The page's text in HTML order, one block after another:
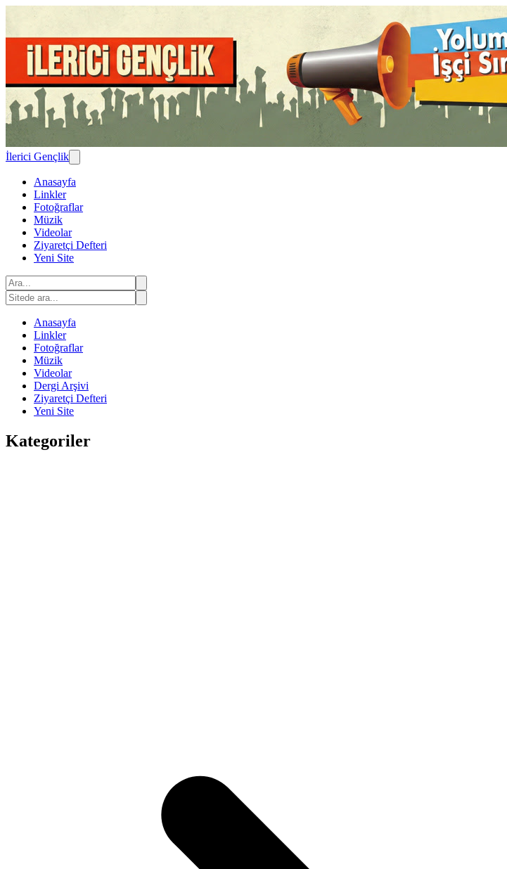
İlerici Gençlik
Anasayfa
Linkler
Fotoğraflar
Müzik
Videolar
Ziyaretçi Defteri
Yeni Site
Anasayfa
Linkler
Fotoğraflar
Müzik
Videolar
Dergi Arşivi
Ziyaretçi Defteri
Yeni Site
Kategoriler